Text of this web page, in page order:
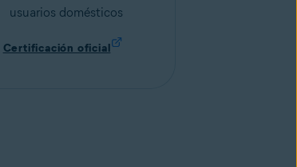
usuarios domésticos
Certificación oficial